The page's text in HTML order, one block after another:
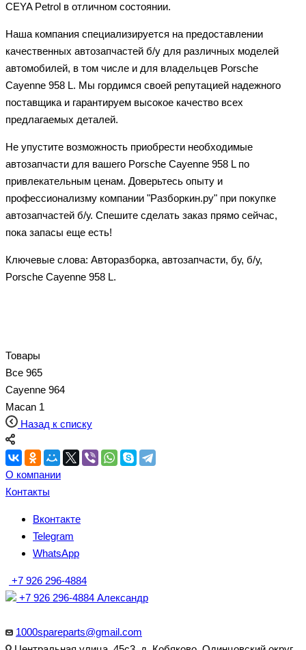
CEYA Petrol в отличном состоянии.
Наша компания специализируется на предоставлении
качественных автозапчастей б/у для различных моделей
автомобилей, в том числе и для владельцев Porsche
Cayenne 958 L. Мы гордимся своей репутацией надежного
поставщика и гарантируем высокое качество всех
предлагаемых деталей.
Не упустите возможность приобрести необходимые
автозапчасти для вашего Porsche Cayenne 958 L по
привлекательным ценам. Доверьтесь опыту и
профессионализму компании "Разборкин.ру" при покупке
автозапчастей б/у. Спешите сделать заказ прямо сейчас,
пока запасы еще есть!
Ключевые слова: Авторазборка, автозапчасти, бу, б/у,
Porsche Cayenne 958 L.
Товары
Все 965
Cayenne 964
Macan 1
Назад к списку
О компании
Контакты
Вконтакте
Telegram
WhatsApp
+7 926 296-4884
+7 926 296-4884 Александр
1000spareparts@gmail.com